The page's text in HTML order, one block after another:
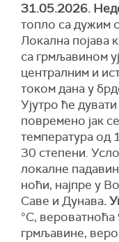
31.05.2026.
топло са дужим
Локална појава
са грмљавином
централним и
током дана у
Ујутро ће
повремено јак
температура од
30 степени.
локалне
ноћи, најпре у
Саве и Дунава.
°C, вероватноћа
грмљавинe,